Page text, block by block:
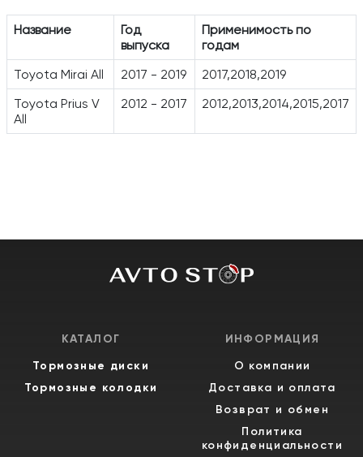
Название
Год
выпуска
Применимость по
годам
Toyota Mirai All
2017 - 2019
2017,2018,2019
Toyota Prius V
All
2012 - 2017 2012,2013,2014,2015,2017
КАТАЛОГ
Тормозные диски
Тормозные колодки
ИНФОРМАЦИЯ
О компании
Доставка и оплата
Возврат и обмен
Политика
конфиденциальности